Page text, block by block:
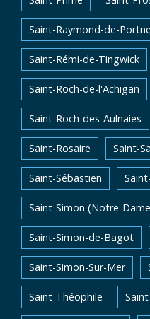
Saint-Raymond-de-
Saint-Rémi-de-Tingwick
Saint-Roch-de-l'Achigan
Saint-Roch-des-Aulnaies
Saint-Rosaire Saint-
Saint-Sébastien
Saint-Simon (Notre-
Saint-Simon-de-Bagot
Saint-Simon-Sur-Mer
Saint-Théophile